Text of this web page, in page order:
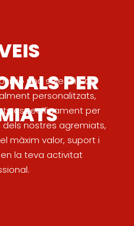
PER
una selecció de
personalitzats,
específicament per
nostres agremiats,
màxim valor, suport i
la teva activitat